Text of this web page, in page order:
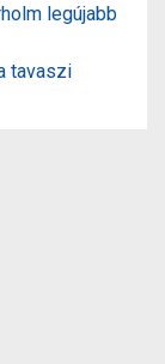
legújabb
tavaszi